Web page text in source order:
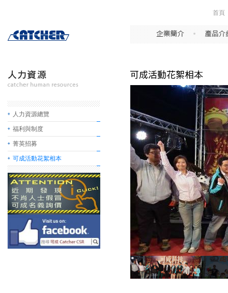
人力資源總覽
福利與制度
菁英招募
可成活動花絮相本
首頁